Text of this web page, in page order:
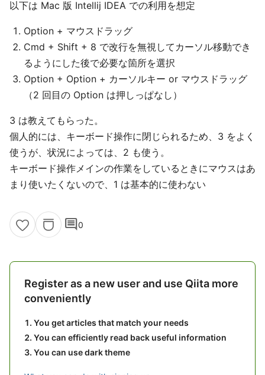
以下は Mac 版 Intellij IDEA での利用を想定
Option + マウスドラッグ
Cmd + Shift + 8 で改行を無視してカーソル移動でき
るようにした後で必要な箇所を選択
Option + Option + カーソルキー or マウスドラッグ
（2 回目の Option は押しっぱなし）
3 は教えてもらった。
個人的には、キーボード操作に閉じられるため、3 をよく
使うが、状況によっては、2 も使う。
キーボード操作メインの作業をしているときにマウスはあ
まり使いたくないので、1 は基本的に使わない
comment0
Register as a new user and use Qiita more
conveniently
You get articles that match your needs
You can efficiently read back useful information
You can use dark theme